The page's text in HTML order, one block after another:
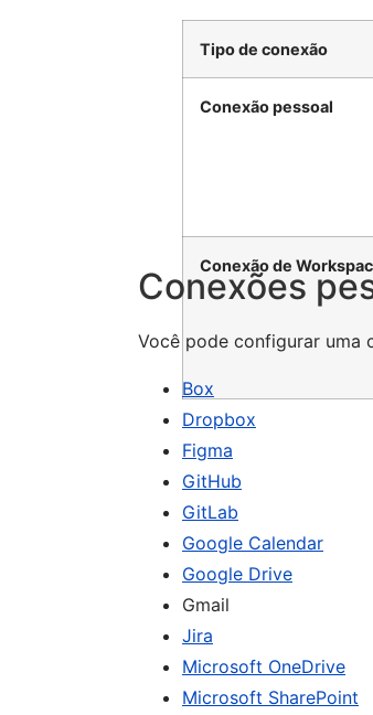
Tipo de conexão
Conexão pessoal
Conexão de
Conexões
Você pode configurar uma
Box
Dropbox
Figma
GitHub
GitLab
Google Calendar
Google Drive
Gmail
Jira
Microsoft OneDrive
Microsoft SharePoint